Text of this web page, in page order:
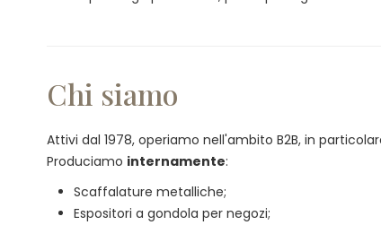
Chi siamo
Attivi dal 1978, operiamo nell'ambito B2B, in
Produciamo internamente:
Scaffalature metalliche;
Espositori a gondola per negozi;